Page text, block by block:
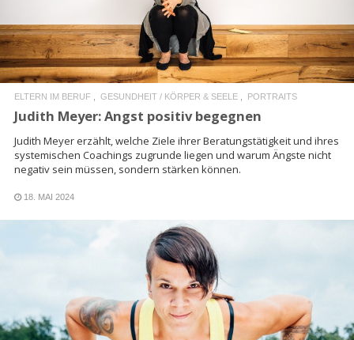
ELTERN IM BERUF GESUNDHEIT / KÖRPER & SEELE PORTRAITS
Judith Meyer: Angst positiv begegnen
Judith Meyer erzählt, welche Ziele ihrer Beratungstätigkeit und ihres
systemischen Coachings zugrunde liegen und warum Ängste nicht
negativ sein müssen, sondern stärken können.
18. MAI 2024